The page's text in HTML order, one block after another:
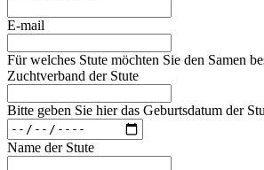
E-mail
Für welches Stute möchten Sie den Samen
Zuchtverband der Stute
Bitte geben Sie hier das Geburtsdatum der
Name der Stute